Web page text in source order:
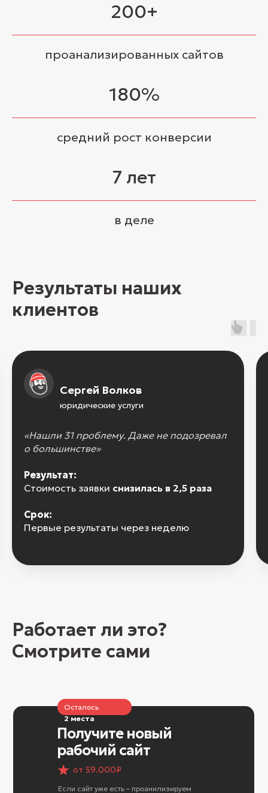
200+
проанализированных сайтов
180%
средний рост конверсии
7 лет
в деле
Результаты наших
клиентов
Анна Смирнова
медицинский центр
«Аудит окупился за первый месяц»
Записей на приём стало
Изменения внедрили за 10 дней
Работает ли это?
Смотрите сами
Получите новый
рабочий сайт
Осталось
2 места
от 59.000₽
Если сайт уже есть – проанилизируем